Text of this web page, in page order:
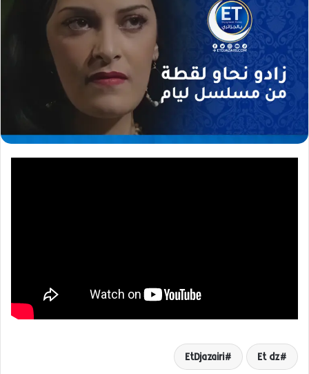
Et dz
EtDjazairi